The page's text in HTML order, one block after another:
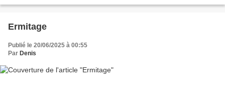
Ermitage
Publié le 20/06/2025 à 00:55
Par Denis